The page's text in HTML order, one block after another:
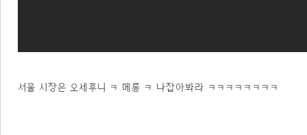
서울 시장은 오세후니 ㅋ 메롱 ㅋ 나잡아봐라 ㅋㅋㅋㅋㅋㅋㅋㅋ